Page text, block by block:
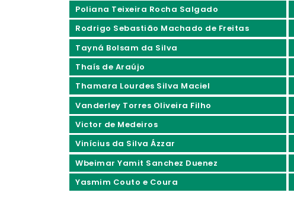
Poliana Teixeira Rocha Salgado
Rodrigo Sebastião Machado de Freitas
Tayná Bolsam da Silva
Thaís de Araújo
Thamara Lourdes Silva Maciel
Vanderley Torres Oliveira Filho
Victor de Medeiros
Vinícius da Silva Ázzar
Wbeimar Yamit Sanchez Duenez
Yasmim Couto e Coura